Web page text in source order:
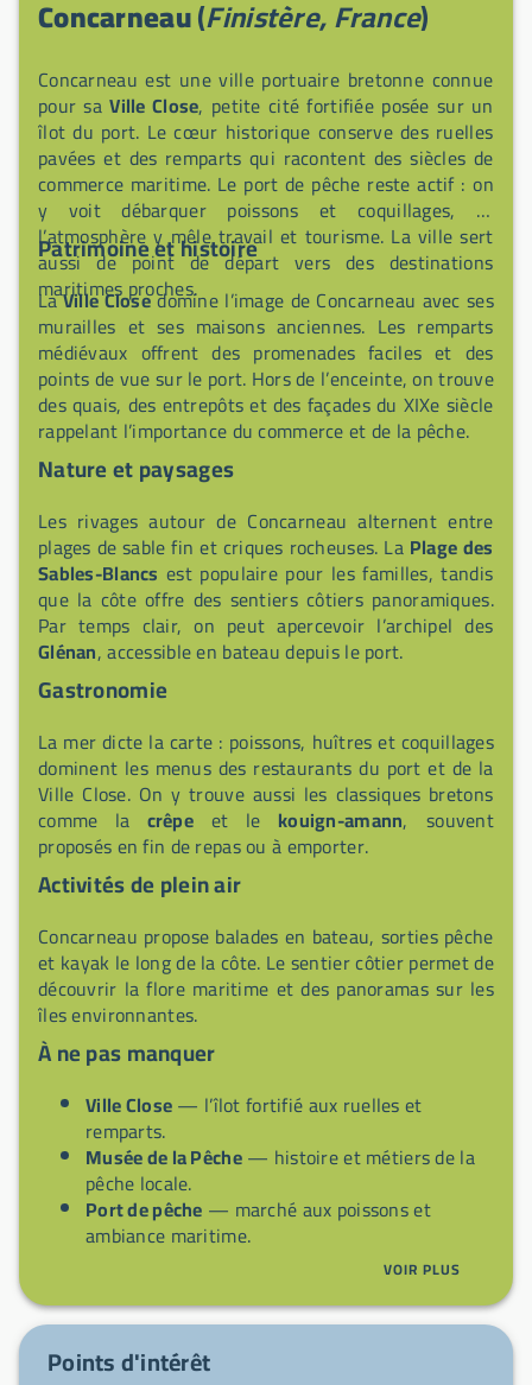
Concarneau(Finistère, France)
Concarneau est une ville portuaire bretonne connue
pour saVille Close, petite cité fortifiée posée sur un
îlot du port. Le cœur historique conserve des ruelles
pavées et des remparts qui racontent des siècles de
commerce maritime. Le port de pêche reste actif : on
y voit débarquer poissons et coquillages, et
l’atmosphère y mêle travail et tourisme. La ville sert
aussi de point de départ vers des destinations
maritimes proches.
Patrimoine et histoire
LaVille Closedomine l’image de Concarneau avec ses
murailles et ses maisons anciennes. Les remparts
médiévaux offrent des promenades faciles et des
points de vue sur le port. Hors de l’enceinte, on trouve
des quais, des entrepôts et des façades du XIXe siècle
rappelant l’importance du commerce et de la pêche.
Nature et paysages
Les rivages autour de Concarneau alternent entre
plages de sable fin et criques rocheuses. La Plage des
Sables-Blancs est populaire pour les familles, tandis
que la côte offre des sentiers côtiers panoramiques.
Par temps clair, on peut apercevoir l’archipel des
Glénan, accessible en bateau depuis le port.
Gastronomie
La mer dicte la carte : poissons, huîtres et coquillages
dominent les menus des restaurants du port et de la
Ville Close. On y trouve aussi les classiques bretons
comme la crêpeet le kouign-amann, souvent
proposés en fin de repas ou à emporter.
Activités de plein air
Concarneau propose balades en bateau, sorties pêche
et kayak le long de la côte. Le sentier côtier permet de
découvrir la flore maritime et des panoramas sur les
îles environnantes.
À ne pas manquer
Ville Close— l’îlot fortifié aux ruelles et
remparts.
Musée de la Pêche— histoire et métiers de la
pêche locale.
Port de pêche — marché aux poissons et
ambiance maritime.
— sable fin et
Excursion vers les Glénan— archipel de plages
VOIR PLUS
Points d'intérêt